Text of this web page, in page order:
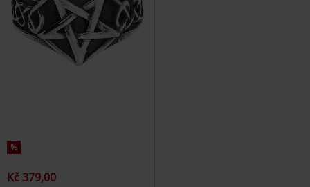
%
Kč 379,00